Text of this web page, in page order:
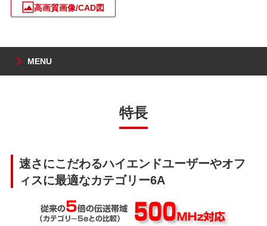
高画質画像/CAD図
MENU
特長
速さにこだわるハイエンドユーザーやオフ
ィスに最適なカテゴリー6A